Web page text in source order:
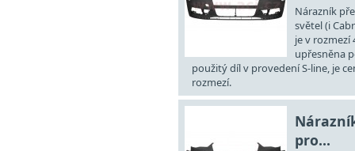
Nárazník
světel (i
je v rozmezí
upřesněna
použitý díl v provedení S-line, je
rozmezí.
pro...